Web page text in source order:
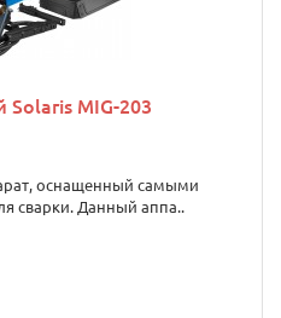
MIG-203
оснащенный самыми
сварки. Данный аппа..